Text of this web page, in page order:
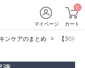
マイページ
0
カート
ンケアのまとめ 【30秒